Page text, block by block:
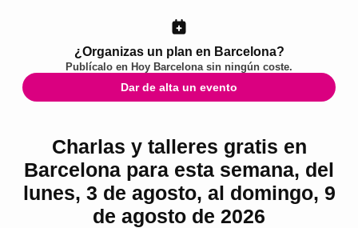
¿Organizas un plan en Barcelona?
Publícalo en Hoy Barcelonasin ningún coste.
Dar de alta un evento
Charlas y talleres gratis en
Barcelona para esta semana, del
lunes, 3 de agosto, al domingo, 9
de agosto de 2026